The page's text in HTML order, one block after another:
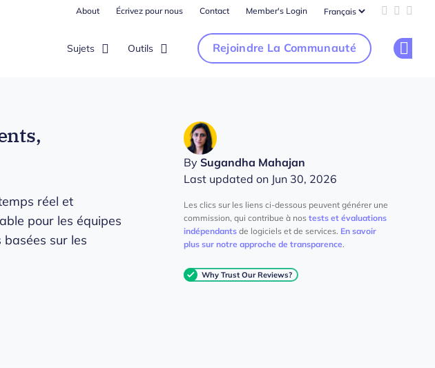
About Écrivez pour nous Contact Member's Login Add us
Follow
Sujets Outils Rejoindre La Communauté
réel et
pour les équipes
sur les
By Sugandha Mahajan
Last updated on Jun 30, 2026
Les clics sur les liens ci-dessous peuvent générer une
commission, qui contribue à nos tests et évaluations
indépendants de logiciels et de services. En savoir
plus sur notre approche de transparence.
Why Trust Our Reviews?